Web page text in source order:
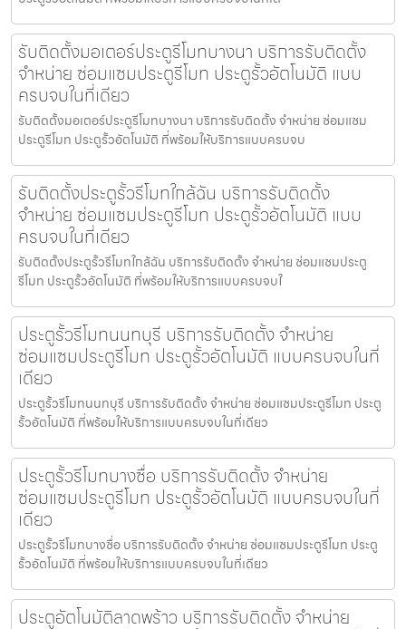
รับติดตั้งมอเตอร์ประตูรีโมทบางนา บริการรับติดตั้ง
จำหน่าย ซ่อมแซมประตูรีโมท ประตูรั้วอัตโนมัติ แบบ
ครบจบในที่เดียว
รับติดตั้งมอเตอร์ประตูรีโมทบางนา บริการรับติดตั้ง จำหน่าย ซ่อมแซม
ประตูรีโมท ประตูรั้วอัตโนมัติ ที่พร้อมให้บริการแบบครบจบ
รับติดตั้งประตูรั้วรีโมทใกล้ฉัน บริการรับติดตั้ง
จำหน่าย ซ่อมแซมประตูรีโมท ประตูรั้วอัตโนมัติ แบบ
ครบจบในที่เดียว
รับติดตั้งประตูรั้วรีโมทใกล้ฉัน บริการรับติดตั้ง จำหน่าย ซ่อมแซมประตู
รีโมท ประตูรั้วอัตโนมัติ ที่พร้อมให้บริการแบบครบจบใ
ประตูรั้วรีโมทนนทบุรี บริการรับติดตั้ง จำหน่าย
ซ่อมแซมประตูรีโมท ประตูรั้วอัตโนมัติ แบบครบจบในที่
เดียว
ประตูรั้วรีโมทนนทบุรี บริการรับติดตั้ง จำหน่าย ซ่อมแซมประตูรีโมท ประตู
รั้วอัตโนมัติ ที่พร้อมให้บริการแบบครบจบในที่เดียว
ประตูรั้วรีโมทบางซื่อ บริการรับติดตั้ง จำหน่าย
ซ่อมแซมประตูรีโมท ประตูรั้วอัตโนมัติ แบบครบจบในที่
เดียว
ประตูรั้วรีโมทบางซื่อ บริการรับติดตั้ง จำหน่าย ซ่อมแซมประตูรีโมท ประตู
รั้วอัตโนมัติ ที่พร้อมให้บริการแบบครบจบในที่เดียว
ประตูอัตโนมัติลาดพร้าว บริการรับติดตั้ง จำหน่าย